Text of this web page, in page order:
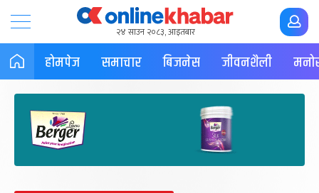
२४ साउन २०८३, आइतबार
होमपेज समाचार बिजनेस जीवनशैली